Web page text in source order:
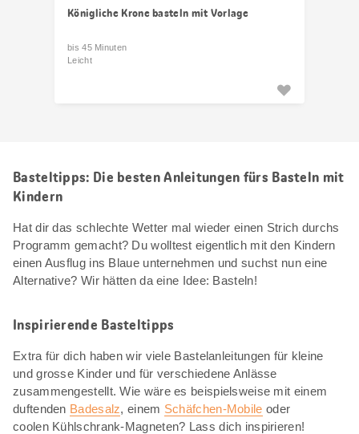
Königliche Krone basteln mit Vorlage
bis 45 Minuten
Leicht
Basteltipps: Die besten Anleitungen fürs Basteln mit
Kindern
Hat dir das schlechte Wetter mal wieder einen Strich durchs
Programm gemacht? Du wolltest eigentlich mit den Kindern
einen Ausflug ins Blaue unternehmen und suchst nun eine
Alternative? Wir hätten da eine Idee: Basteln!
Inspirierende Basteltipps
Extra für dich haben wir viele Bastelanleitungen für kleine
und grosse Kinder und für verschiedene Anlässe
zusammengestellt. Wie wäre es beispielsweise mit einem
duftenden Badesalz, einem Schäfchen-Mobile oder
coolen Kühlschrank-Magneten? Lass dich inspirieren!